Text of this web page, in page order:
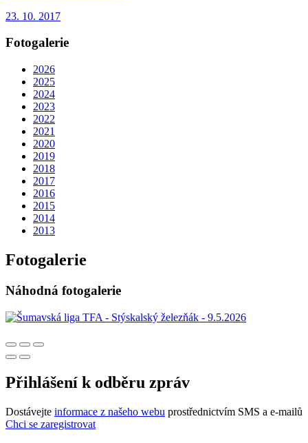
23. 10. 2017
Fotogalerie
2026
2025
2024
2023
2022
2021
2020
2019
2018
2017
2016
2015
2014
2013
Fotogalerie
Náhodná fotogalerie
Přihlášení k odběru zpráv
Dostávejte informace z našeho webu prostřednictvím SMS a e-mailů
Chci se zaregistrovat